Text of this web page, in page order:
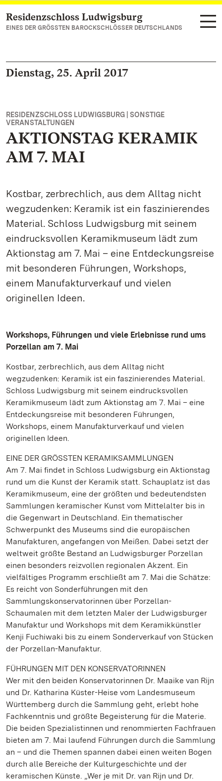
Zum Hauptinhalt springen
Residenzschloss Ludwigsburg
EINES DER GRÖSSTEN BAROCKSCHLÖSSER DEUTSCHLANDS
Dienstag, 25. April 2017
RESIDENZSCHLOSS LUDWIGSBURG | SONSTIGE
VERANSTALTUNGEN
AKTIONSTAG KERAMIK
AM 7. MAI
Kostbar, zerbrechlich, aus dem Alltag nicht
wegzudenken: Keramik ist ein faszinierendes
Material. Schloss Ludwigsburg mit seinem
eindrucksvollen Keramikmuseum lädt zum
Aktionstag am 7. Mai – eine Entdeckungsreise
mit besonderen Führungen, Workshops,
einem Manufakturverkauf und vielen
originellen Ideen.
Workshops, Führungen und viele Erlebnisse rund ums
Porzellan am 7. Mai
Kostbar, zerbrechlich, aus dem Alltag nicht
wegzudenken: Keramik ist ein faszinierendes Material.
Schloss Ludwigsburg mit seinem eindrucksvollen
Keramikmuseum lädt zum Aktionstag am 7. Mai – eine
Entdeckungsreise mit besonderen Führungen,
Workshops, einem Manufakturverkauf und vielen
originellen Ideen.
EINE DER GRÖSSTEN KERAMIKSAMMLUNGEN
Am 7. Mai findet in Schloss Ludwigsburg ein Aktionstag
rund um die Kunst der Keramik statt. Schauplatz ist das
Keramikmuseum, eine der größten und bedeutendsten
Sammlungen keramischer Kunst vom Mittelalter bis in
die Gegenwart in Deutschland. Ein thematischer
Schwerpunkt des Museums sind die europäischen
Manufakturen, angefangen von Meißen. Dabei setzt der
weltweit größte Bestand an Ludwigsburger Porzellan
einen besonders reizvollen regionalen Akzent. Ein
vielfältiges Programm erschließt am 7. Mai die Schätze:
Es reicht von Sonderführungen mit den
Sammlungskonservatorinnen über Porzellan-
Schaumalen mit dem letzten Maler der Ludwigsburger
Manufaktur und Workshops mit dem Keramikkünstler
Kenji Fuchiwaki bis zu einem Sonderverkauf von Stücken
der Porzellan-Manufaktur.
FÜHRUNGEN MIT DEN KONSERVATORINNEN
Wer mit den beiden Konservatorinnen Dr. Maaike van Rijn
und Dr. Katharina Küster-Heise vom Landesmuseum
Württemberg durch die Sammlung geht, erlebt hohe
Fachkenntnis und größte Begeisterung für die Materie.
Die beiden Spezialistinnen und renommierten Fachfrauen
bieten am 7. Mai laufend Führungen durch die Sammlung
an – und die Themen spannen dabei einen weiten Bogen
durch alle Bereiche der Kulturgeschichte und der
keramischen Künste. „Wer je mit Dr. van Rijn und Dr.